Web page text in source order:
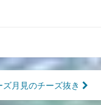
ズ月見のチーズ抜き